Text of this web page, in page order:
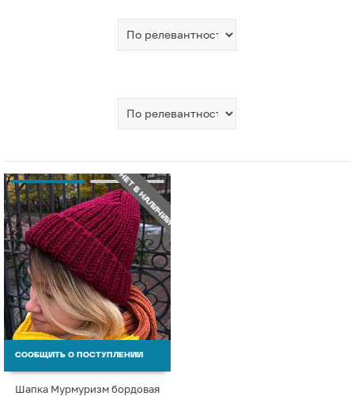
НЕТ В НАЛИЧИИ
СООБЩИТЬ О ПОСТУПЛЕНИИ
Шапка Мурмуризм бордовая